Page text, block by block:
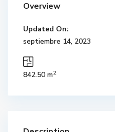
Overview
Updated On:
septiembre 14, 2023
842.50 m2